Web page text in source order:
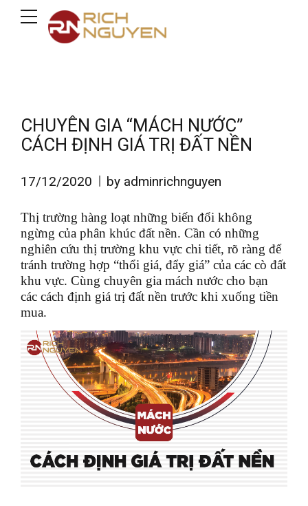
CHUYÊN GIA “MÁCH NƯỚC”
CÁCH ĐỊNH GIÁ TRỊ ĐẤT NỀN
17/12/2020 by adminrichnguyen
Thị trường hàng loạt những biến đổi không
ngừng của phân khúc đất nền. Cần có những
nghiên cứu thị trường khu vực chi tiết, rõ ràng để
tránh trường hợp “thổi giá, đẩy giá” của các cò đất
khu vực. Cùng chuyên gia mách nước cho bạn
các cách định giá trị đất nền trước khi xuống tiền
mua.